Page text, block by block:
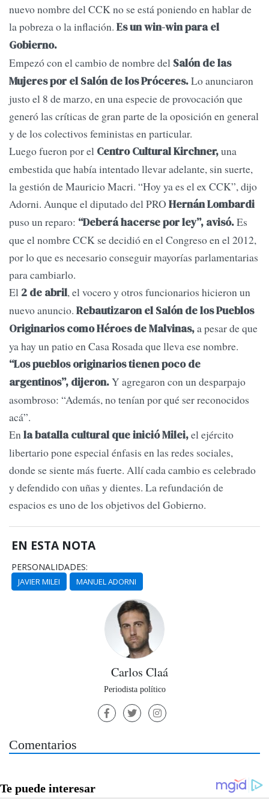
nuevo nombre del CCK no se está poniendo en hablar de
la pobreza o la inflación. Es un win-win para el
Gobierno.
Empezó con el cambio de nombre del Salón de las
Mujeres por el Salón de los Próceres.Lo anunciaron
justo el 8 de marzo, en una especie de provocación que
generó las críticas de gran parte de la oposición en general
y de los colectivos feministas en particular.
Luego fueron por el Centro Cultural Kirchner,una
embestida que había intentado llevar adelante, sin suerte,
la gestión de Mauricio Macri. “Hoy ya es el ex CCK”, dijo
Adorni. Aunque el diputado del PRO Hernán Lombardi
puso un reparo: “Deberá hacerse por ley”, avisó.Es
que el nombre CCK se decidió en el Congreso en el 2012,
por lo que es necesario conseguir mayorías parlamentarias
para cambiarlo.
El 2 de abril, el vocero y otros funcionarios hicieron un
nuevo anuncio. Rebautizaron el Salón de los Pueblos
Originarios como Héroes de Malvinas,a pesar de que
ya hay un patio en Casa Rosada que lleva ese nombre.
“Los pueblos originarios tienen poco de
argentinos”, dijeron.Y agregaron con un desparpajo
asombroso: “Además, no tenían por qué ser reconocidos
acá”.
Enla batalla cultural que inició Milei,el ejército
libertario pone especial énfasis en las redes sociales,
donde se siente más fuerte. Allí cada cambio es celebrado
y defendido con uñas y dientes. La refundación de
espacios es uno de los objetivos del Gobierno.
EN ESTA NOTA
PERSONALIDADES:
JAVIER MILEI MANUEL ADORNI
Carlos Claá
Periodista político
Comentarios